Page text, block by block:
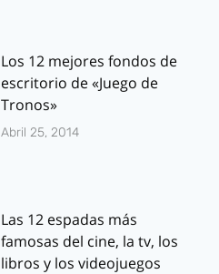
Los 12 mejores fondos de
escritorio de «Juego de
Tronos»
Abril 25, 2014
Las 12 espadas más
famosas del cine, la tv, los
libros y los videojuegos